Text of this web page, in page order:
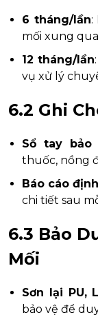
6 tháng/lần:
mối xung
12 tháng/lần
vụ xử lý
6.2 Ghi
Sổ tay bảo
thuốc, nồng
Báo cáo
chi tiết sau
6.3 Bảo
Mối
Sơn lại PU,
bảo vệ để